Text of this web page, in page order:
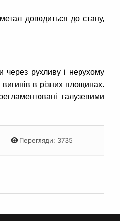
доводиться до стану,
через рухливу і нерухому
в різних площинах.
галузевими
Перегляди: 3735